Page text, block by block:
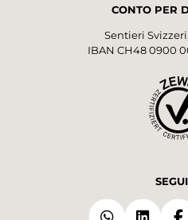
CONTO PER
Sentieri
IBAN CH48 0900